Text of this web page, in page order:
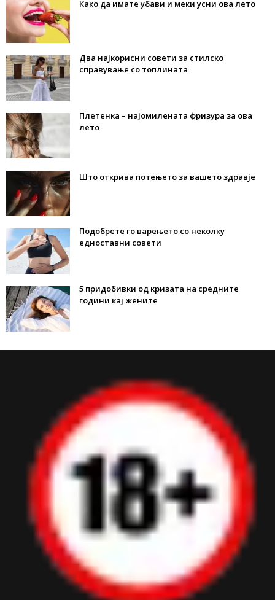
Како да имате убави и меки усни ова лето
Два најкорисни совети за стилско
справување со топлината
Плетенка – најомилената фризура за ова
лето
Што открива потењето за вашето здравје
Подобрете го варењето со неколку
едноставни совети
5 придобивки од кризата на средните
години кај жените